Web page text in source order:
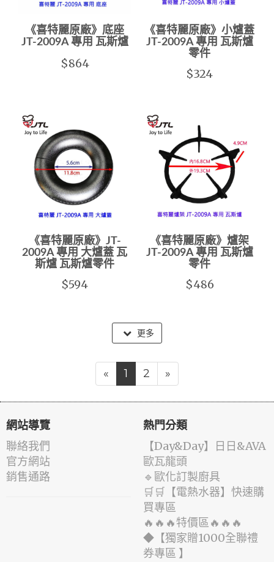
《喜特麗原廠》底座
JT-2009A 專用 瓦斯爐
$864
《喜特麗原廠》小爐蓋
JT-2009A 專用 瓦斯爐
零件
$324
《喜特麗原廠》JT-
2009A 專用 大爐蓋 瓦
斯爐 瓦斯爐零件
$594
《喜特麗原廠》爐架
JT-2009A 專用 瓦斯爐
零件
$486
更多
« 1 2 »
網站導覽
聯絡我們
官方網站
銷售通路
熱門分類
️【Day&Day】️日日&AVA
歐瓦龍頭
🔹歐化訂製廚具
🛒🛒【電熱水器】快速購
買專區
🔥🔥🔥特價區🔥🔥🔥
◆【獨家贈1000全聯禮
券專區 】